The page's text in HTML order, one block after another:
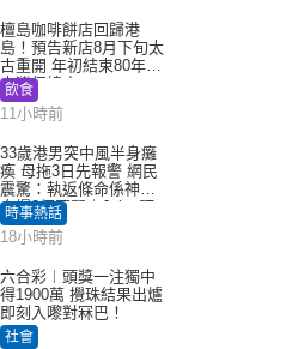
檀島咖啡餅店回歸港
島！預告新店8月下旬太
古重開 年初結束80年歷
史灣仔總店
飲食
11小時前
33歲港男突中風半身癱
瘓 母拖3日先報警 網民
震驚：執返條命係神蹟
自爆2個惡習｜Juicy叮
時事熱話
18小時前
六合彩︱頭獎一注獨中
得1900萬 攪珠結果出爐
即刻入嚟對冧巴！
社會